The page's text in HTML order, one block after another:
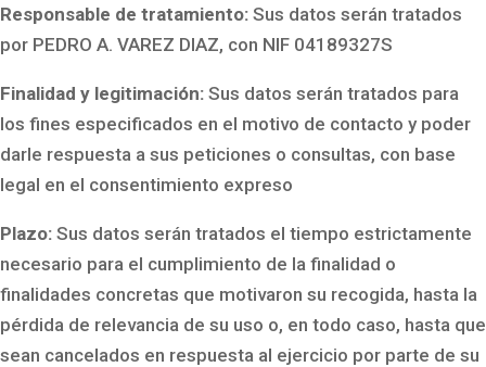
Responsable de tratamiento: Sus datos serán tratados
por PEDRO A. VAREZ DIAZ, con NIF 04189327S
Finalidad y legitimación: Sus datos serán tratados para
los fines especificados en el motivo de contacto y poder
darle respuesta a sus peticiones o consultas, con base
legal en el consentimiento expreso
Plazo: Sus datos serán tratados el tiempo estrictamente
necesario para el cumplimiento de la finalidad o
finalidades concretas que motivaron su recogida, hasta la
pérdida de relevancia de su uso o, en todo caso, hasta que
sean cancelados en respuesta al ejercicio por parte de su